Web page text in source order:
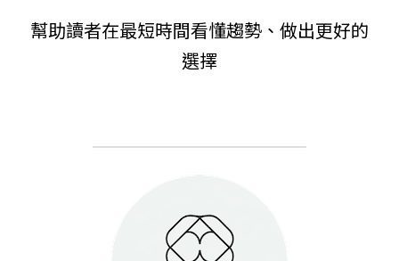
幫助讀者在最短時間看懂趨勢、做出更好的
選擇